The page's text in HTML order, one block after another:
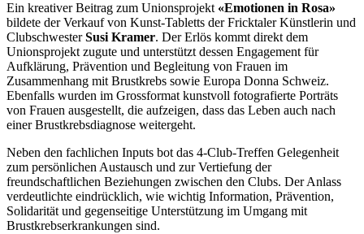
Ein kreativer Beitrag zum Unionsprojekt «Emotionen in Rosa»
bildete der Verkauf von Kunst-Tabletts der Fricktaler Künstlerin und
ClubschwesterSusi Kramer. Der Erlös kommt direkt dem
Unionsprojekt zugute und unterstützt dessen Engagement für
Aufklärung, Prävention und Begleitung von Frauen im
Zusammenhang mit Brustkrebs sowie Europa Donna Schweiz.
Ebenfalls wurden im Grossformat kunstvoll fotografierte Porträts
von Frauen ausgestellt, die aufzeigen, dass das Leben auch nach
einer Brustkrebsdiagnose weitergeht.
Neben den fachlichen Inputs bot das 4-Club-Treffen Gelegenheit
zum persönlichen Austausch und zur Vertiefung der
freundschaftlichen Beziehungen zwischen den Clubs. Der Anlass
verdeutlichte eindrücklich, wie wichtig Information, Prävention,
Solidarität und gegenseitige Unterstützung im Umgang mit
Brustkrebserkrankungen sind.